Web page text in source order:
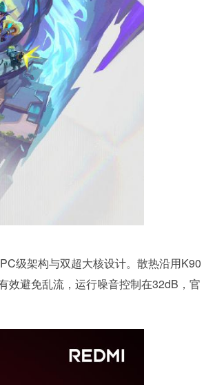
级架构与双超大核设计。散热沿用K90
效避免乱流，运行噪音控制在32dB，官